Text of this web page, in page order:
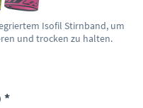
Isofil Stirnband, um
und trocken zu halten.
*